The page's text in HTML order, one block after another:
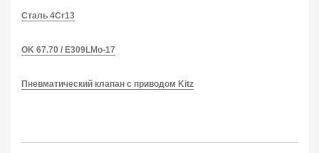
Сталь 4Cr13
OK 67.70 / E309LMo-17
Пневматический клапан с приводом Kitz